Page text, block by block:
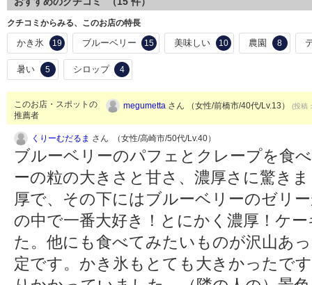
クチコミからみる、このお店の特長
かき氷 19 ブルーベリー 15 美味しい 10 農園 8
暑い 5 シロップ 4
このお店・スポットの
推薦者
megumetta さん （女性/前橋市/40代/Lv.13） (投稿
くりーむだるま さん （女性/高崎市/50代/Lv.40）
ブルーベリーのパフェとクレープを食
ーの粒の大きさと甘さ、濃厚さに驚き
厚で、その下にはブルーベリーのゼリ
の中で一番大好き！とにかく濃厚！ケ
た。他にも食べてみたいものが沢山あ
定です。かき氷もとても大きかったで